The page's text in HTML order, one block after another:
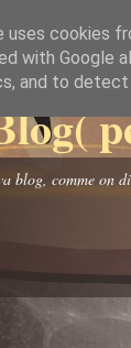
blog, comme on
uses cookies
with Google
and to detect